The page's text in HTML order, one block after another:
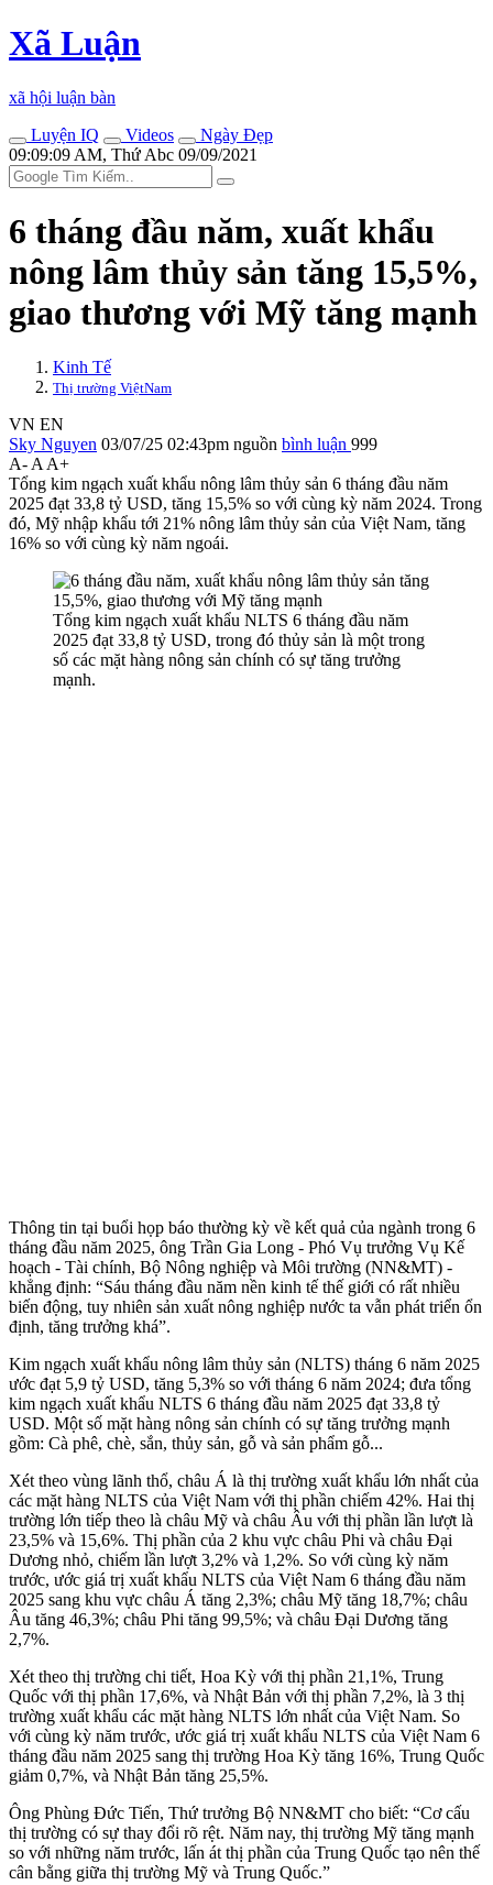
Xã Luận
xã hội luận bàn
Luyện IQ
Videos
Ngày Đẹp
09:09:09 AM, Thứ Abc 09/09/2021
6 tháng đầu năm, xuất khẩu
nông lâm thủy sản tăng 15,5%,
giao thương với Mỹ tăng mạnh
Kinh Tế
Thị trường ViệtNam
VN EN
Sky Nguyen 03/07/25 02:43pm nguồn bình luận 999
A- A A+
Tổng kim ngạch xuất khẩu nông lâm thủy sản 6 tháng đầu năm
2025 đạt 33,8 tỷ USD, tăng 15,5% so với cùng kỳ năm 2024. Trong
đó, Mỹ nhập khẩu tới 21% nông lâm thủy sản của Việt Nam, tăng
16% so với cùng kỳ năm ngoái.
Tổng kim ngạch xuất khẩu NLTS 6 tháng đầu năm
2025 đạt 33,8 tỷ USD, trong đó thủy sản là một trong
số các mặt hàng nông sản chính có sự tăng trưởng
mạnh.
Thông tin tại buổi họp báo thường kỳ về kết quả của ngành trong 6
tháng đầu năm 2025, ông Trần Gia Long - Phó Vụ trưởng Vụ Kế
hoạch - Tài chính, Bộ Nông nghiệp và Môi trường (NN&MT) -
khẳng định: “Sáu tháng đầu năm nền kinh tế thế giới có rất nhiều
biến động, tuy nhiên sản xuất nông nghiệp nước ta vẫn phát triển ổn
định, tăng trưởng khá”.
Kim ngạch xuất khẩu nông lâm thủy sản (NLTS) tháng 6 năm 2025
ước đạt 5,9 tỷ USD, tăng 5,3% so với tháng 6 năm 2024; đưa tổng
kim ngạch xuất khẩu NLTS 6 tháng đầu năm 2025 đạt 33,8 tỷ
USD. Một số mặt hàng nông sản chính có sự tăng trưởng mạnh
gồm: Cà phê, chè, sắn, thủy sản, gỗ và sản phẩm gỗ...
Xét theo vùng lãnh thổ, châu Á là thị trường xuất khẩu lớn nhất của
các mặt hàng NLTS của Việt Nam với thị phần chiếm 42%. Hai thị
trường lớn tiếp theo là châu Mỹ và châu Âu với thị phần lần lượt là
23,5% và 15,6%. Thị phần của 2 khu vực châu Phi và châu Đại
Dương nhỏ, chiếm lần lượt 3,2% và 1,2%. So với cùng kỳ năm
trước, ước giá trị xuất khẩu NLTS của Việt Nam 6 tháng đầu năm
2025 sang khu vực châu Á tăng 2,3%; châu Mỹ tăng 18,7%; châu
Âu tăng 46,3%; châu Phi tăng 99,5%; và châu Đại Dương tăng
2,7%.
Xét theo thị trường chi tiết, Hoa Kỳ với thị phần 21,1%, Trung
Quốc với thị phần 17,6%, và Nhật Bản với thị phần 7,2%, là 3 thị
trường xuất khẩu các mặt hàng NLTS lớn nhất của Việt Nam. So
với cùng kỳ năm trước, ước giá trị xuất khẩu NLTS của Việt Nam 6
tháng đầu năm 2025 sang thị trường Hoa Kỳ tăng 16%, Trung Quốc
giảm 0,7%, và Nhật Bản tăng 25,5%.
Ông Phùng Đức Tiến, Thứ trưởng Bộ NN&MT cho biết: “Cơ cấu
thị trường có sự thay đổi rõ rệt. Năm nay, thị trường Mỹ tăng mạnh
so với những năm trước, lấn át thị phần của Trung Quốc tạo nên thế
cân bằng giữa thị trường Mỹ và Trung Quốc.”